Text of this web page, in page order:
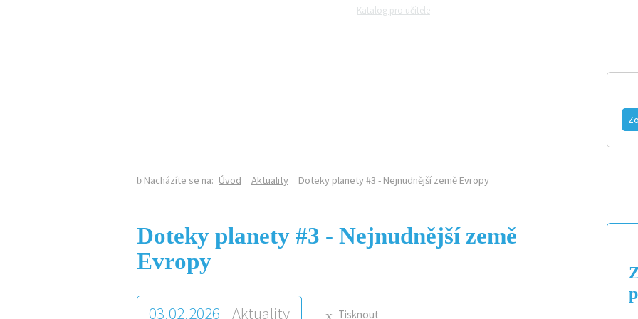
Katalog pro učitele
Nacházíte se na: Úvod Aktuality Doteky planety #3 - Nejnudnější země Evropy
Doteky planety #3 - Nejnudnější země
Evropy
03.02.2026 - Aktuality Tisknout